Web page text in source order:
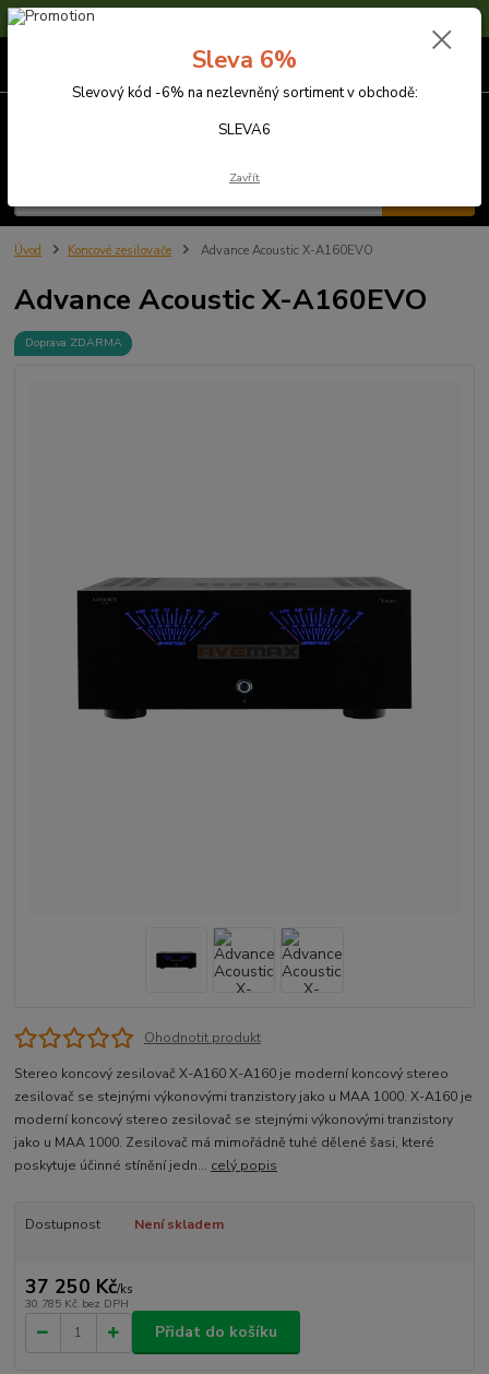
Sleva 6% na nezlevněné zboží s kódem SLEVA6
Úvod Koncové zesilovače Advance Acoustic X-A160EVO
Advance Acoustic X-A160EVO
Doprava ZDARMA
Ohodnotit produkt
Stereo koncový zesilovač X-A160 X-A160 je moderní koncový stereo
zesilovač se stejnými výkonovými tranzistory jako u MAA 1000. X-A160 je
moderní koncový stereo zesilovač se stejnými výkonovými tranzistory
jako u MAA 1000. Zesilovač má mimořádně tuhé dělené šasi, které
poskytuje účinné stínění jedn... celý popis
Dostupnost Není skladem
37 250 Kč/ks
30 785 Kč bez DPH
Přidat do košíku
Sleva 6%
Slevový kód -6% na nezlevněný sortiment v obchodě:
SLEVA6
Zavřít